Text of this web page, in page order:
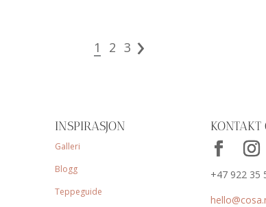
›
1 2 3
INSPIRASJON
Galleri
Blogg
Teppeguide
KONTAKT
+47 922 35